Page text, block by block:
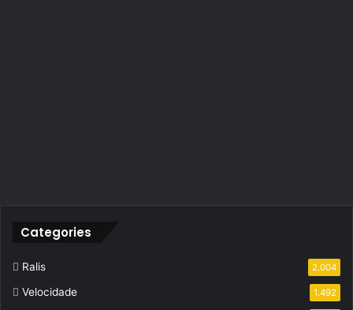
Categories
Ralis 2.004
Velocidade 1.492